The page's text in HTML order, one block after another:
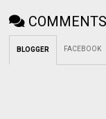
COMMENTS
BLOGGER FACEBOOK